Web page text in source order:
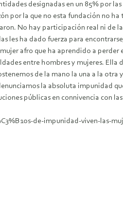
designadas en un 85% por
por la que no esta fundación no
No hay participación real ni de
les ha dado fuerza para
afro que ha aprendido a
entre hombres y mujeres. Ella
de la mano la una a la otra
la absoluta impunidad
públicas en connivencia con
de-impunidad-viven-las-